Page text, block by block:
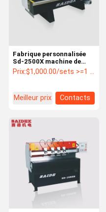
Fabrique personnalisée
Sd-2500X machine de
polissage de bordure de
diamant acrylique
Prix:$1,000.00/sets >=1 sets
Meilleur prix Contacts